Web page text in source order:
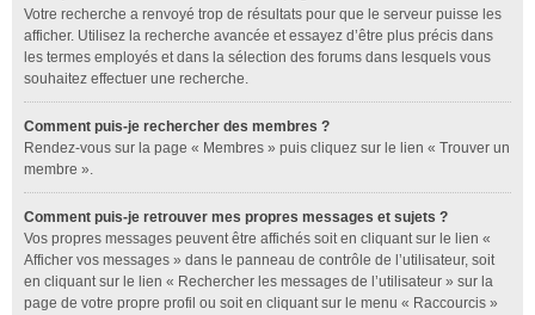
Votre recherche a renvoyé trop de résultats pour que le serveur puisse les
afficher. Utilisez la recherche avancée et essayez d’être plus précis dans
les termes employés et dans la sélection des forums dans lesquels vous
souhaitez effectuer une recherche.
Comment puis-je rechercher des membres ?
Rendez-vous sur la page « Membres » puis cliquez sur le lien « Trouver un
membre ».
Comment puis-je retrouver mes propres messages et sujets ?
Vos propres messages peuvent être affichés soit en cliquant sur le lien «
Afficher vos messages » dans le panneau de contrôle de l’utilisateur, soit
en cliquant sur le lien « Rechercher les messages de l’utilisateur » sur la
page de votre propre profil ou soit en cliquant sur le menu « Raccourcis »